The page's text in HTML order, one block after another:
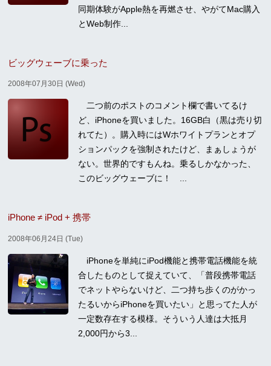
同期体験がApple熱を再燃させ、やがてMac購入
とWeb制作...
ビッグウェーブに乗った
2008年07月30日 (Wed)
二つ前のポストのコメント欄で書いてるけ
ど、iPhoneを買いました。16GB白（黒は売り切
れてた）。購入時にはWホワイトプランとオプ
ションパックを強制されたけど、まぁしょうが
ない。世界的ですもんね。乗るしかなかった、
このビッグウェーブに！ ...
iPhone ≠ iPod + 携帯
2008年06月24日 (Tue)
iPhoneを単純にiPod機能と携帯電話機能を統
合したものとして捉えていて、「普段携帯電話
でネットやらないけど、二つ持ち歩くのがかっ
たるいからiPhoneを買いたい」と思ってた人が
一定数存在する模様。そういう人達は大抵月
2,000円から3...